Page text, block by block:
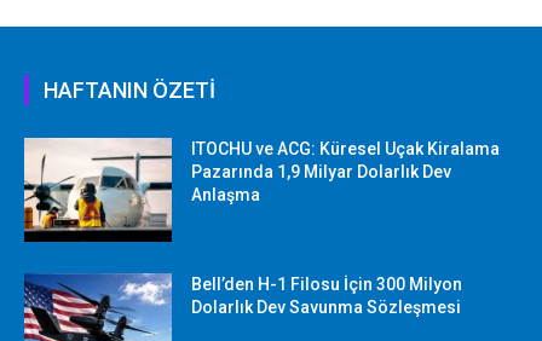
HAFTANIN ÖZETİ
ITOCHU ve ACG: Küresel Uçak Kiralama
Pazarında 1,9 Milyar Dolarlık Dev
Anlaşma
Bell’den H-1 Filosu İçin 300 Milyon
Dolarlık Dev Savunma Sözleşmesi